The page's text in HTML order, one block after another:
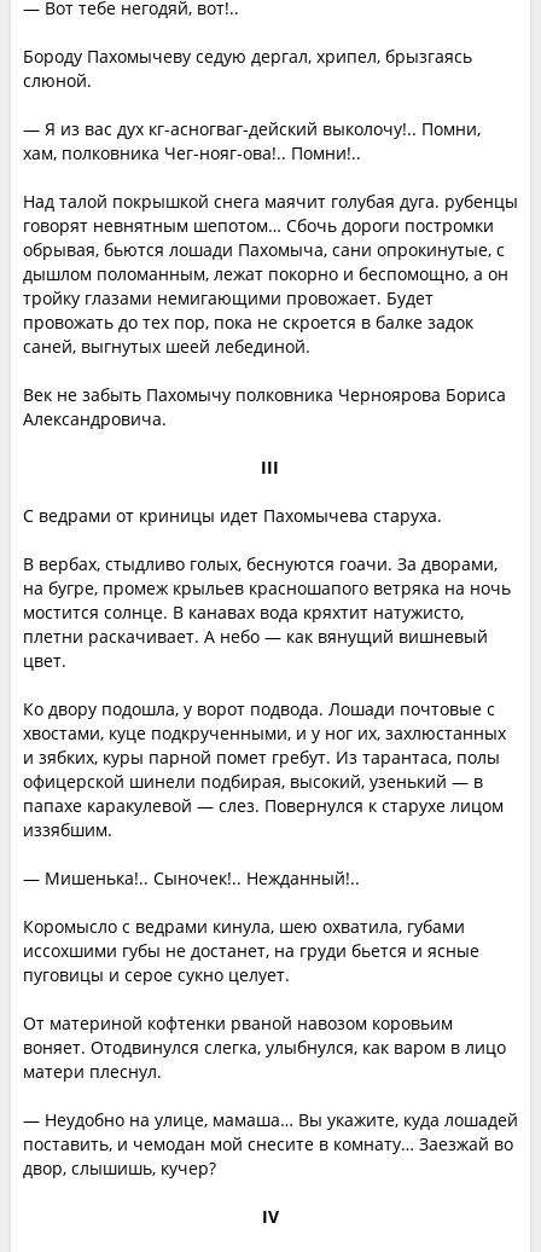
— Вот тебе негодяй, вот!..
Бороду Пахомычеву седую дергал, хрипел, брызгаясь
слюной.
— Я из вас дух кг-асногваг-дейский выколочу!.. Помни,
хам, полковника Чег-нояг-ова!.. Помни!..
Над талой покрышкой снега маячит голубая дуга. рубенцы
говорят невнятным шепотом… Сбочь дороги постромки
обрывая, бьются лошади Пахомыча, сани опрокинутые, с
дышлом поломанным, лежат покорно и беспомощно, а он
тройку глазами немигающими провожает. Будет
провожать до тех пор, пока не скроется в балке задок
саней, выгнутых шеей лебединой.
Век не забыть Пахомычу полковника Черноярова Бориса
Александровича.
III
С ведрами от криницы идет Пахомычева старуха.
В вербах, стыдливо голых, беснуются гоачи. За дворами,
на бугре, промеж крыльев красношапого ветряка на ночь
мостится солнце. В канавах вода кряхтит натужисто,
плетни раскачивает. А небо — как вянущий вишневый
цвет.
Ко двору подошла, у ворот подвода. Лошади почтовые с
хвостами, куце подкрученными, и у ног их, захлюстанных
и зябких, куры парной помет гребут. Из тарантаса, полы
офицерской шинели подбирая, высокий, узенький — в
папахе каракулевой — слез. Повернулся к старухе лицом
иззябшим.
— Мишенька!.. Сыночек!.. Нежданный!..
Коромысло с ведрами кинула, шею охватила, губами
иссохшими губы не достанет, на груди бьется и ясные
пуговицы и серое сукно целует.
От материной кофтенки рваной навозом коровьим
воняет. Отодвинулся слегка, улыбнулся, как варом в лицо
матери плеснул.
— Неудобно на улице, мамаша… Вы укажите, куда лошадей
поставить, и чемодан мой снесите в комнату… Заезжай во
двор, слышишь, кучер?
IV